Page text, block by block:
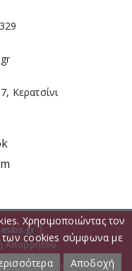
Χρησιμοποιώντας τον
των cookies σύμφωνα με
Αποδοχή
Κερατσίνι
|
Απορρήτου
agents technology